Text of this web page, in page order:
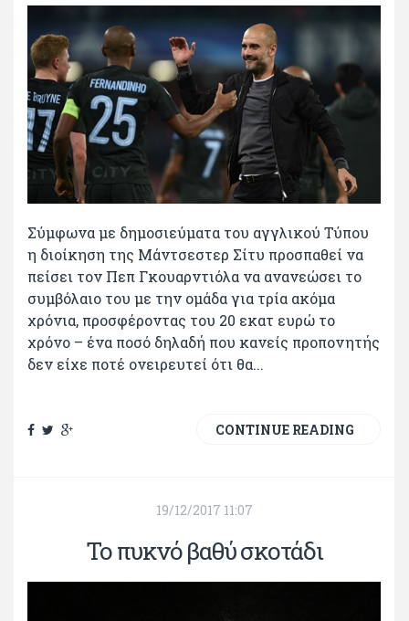
Σύμφωνα με δημοσιεύματα του αγγλικού Τύπου
η διοίκηση της Μάντσεστερ Σίτυ προσπαθεί να
πείσει τον Πεπ Γκουαρντιόλα να ανανεώσει το
συμβόλαιο του με την ομάδα για τρία ακόμα
χρόνια, προσφέροντας του 20 εκατ ευρώ το
χρόνο – ένα ποσό δηλαδή που κανείς προπονητής
δεν είχε ποτέ ονειρευτεί ότι θα...
CONTINUE READING
19/12/2017 11:07
Το πυκνό βαθύ σκοτάδι